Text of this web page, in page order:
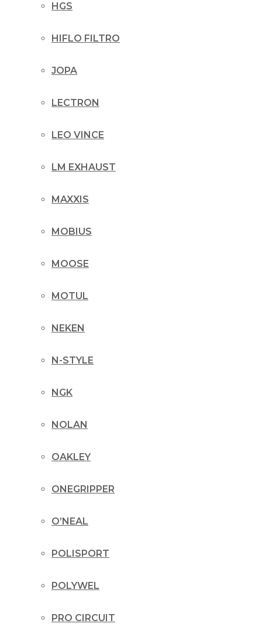
HGS
HIFLO FILTRO
JOPA
LECTRON
LEO VINCE
LM EXHAUST
MAXXIS
MOBIUS
MOOSE
MOTUL
NEKEN
N-STYLE
NGK
NOLAN
OAKLEY
ONEGRIPPER
O’NEAL
POLISPORT
POLYWEL
PRO CIRCUIT